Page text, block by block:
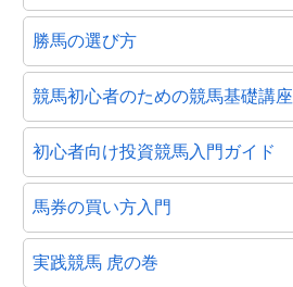
勝馬の選び方
競馬初心者のための競馬基礎講座
初心者向け投資競馬入門ガイド
馬券の買い方入門
実践競馬 虎の巻